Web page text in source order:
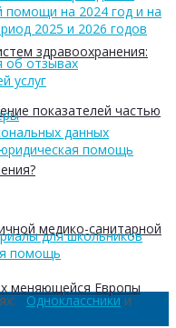
здравоохранения:
показателей частью
медико-санитарной
меняющейся Европы
помощи на 2024 год и на
2025 и 2026 годов
отзывах
услуг
данных
помощь
для школьников
помощь
Одноклассники и